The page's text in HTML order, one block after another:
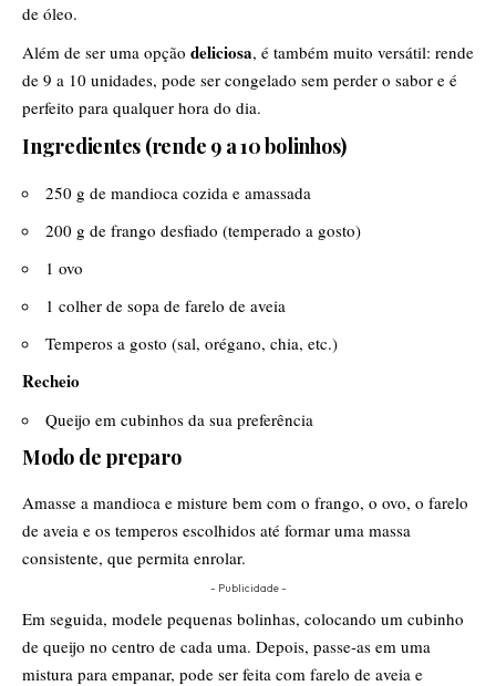
de óleo.
Além de ser uma opção deliciosa, é também muito versátil: rende
de 9 a 10 unidades, pode ser congelado sem perder o sabor e é
perfeito para qualquer hora do dia.
Ingredientes (rende 9 a 10 bolinhos)
250 g de mandioca cozida e amassada
200 g de frango desfiado (temperado a gosto)
1 ovo
1 colher de sopa de farelo de aveia
Temperos a gosto (sal, orégano, chia, etc.)
Recheio
Queijo em cubinhos da sua preferência
Modo de preparo
Amasse a mandioca e misture bem com o frango, o ovo, o farelo
de aveia e os temperos escolhidos até formar uma massa
consistente, que permita enrolar.
- Publicidade -
Em seguida, modele pequenas bolinhas, colocando um cubinho
de queijo no centro de cada uma. Depois, passe-as em uma
mistura para empanar, pode ser feita com farelo de aveia e